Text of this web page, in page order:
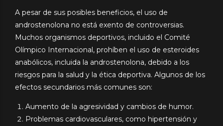
A pesar de sus posibles beneficios, el uso de
androstenolona no está exento de controversias.
Muchos organismos deportivos, incluido el Comité
Olímpico Internacional, prohíben el uso de esteroides
anabólicos, incluida la androstenolona, debido a los
riesgos para la salud y la ética deportiva. Algunos de los
efectos secundarios más comunes son:
Aumento de la agresividad y cambios de humor.
Problemas cardiovasculares, como hipertensión y